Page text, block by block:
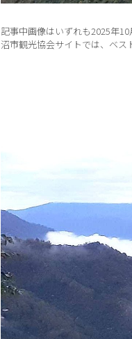
記事中画像はいずれも2025年
沼市観光協会サイトでは、ベス